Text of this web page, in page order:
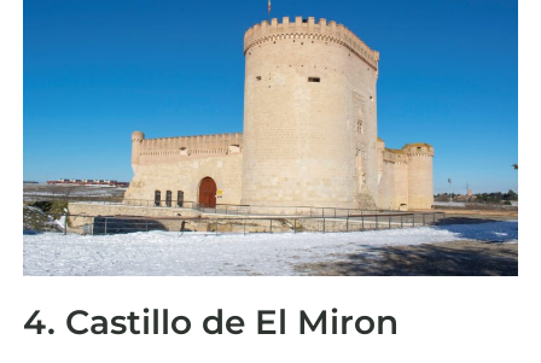
4. Castillo de El Miron